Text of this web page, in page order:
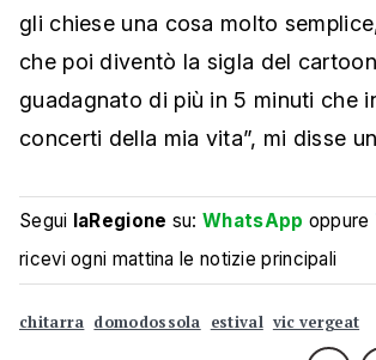
gli chiese una cosa molto
che poi diventò la sigla del
guadagnato di più in 5 minuti che
concerti della mia vita”, mi disse
Segui laRegione su:WhatsApp oppure
ricevi ogni mattina le notizie principali
chitarra domodossola estival vic vergeat